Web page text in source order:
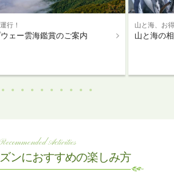
行！
ェー雲海鑑賞のご案内
山と海、お
山と海の
Activities
ンにおすすめの楽しみ方